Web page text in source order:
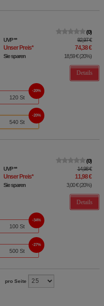
0
UVP** 92,97 €
Unser Preis* 74,38 €
Sie sparen 18,59 €(20%)
Details
120 St
20%
540 St
20%
0
UVP** 14,98 €
Unser Preis* 11,98 €
Sie sparen 3,00 €(20%)
Details
100 St
34%
500 St
27%
pro Seite